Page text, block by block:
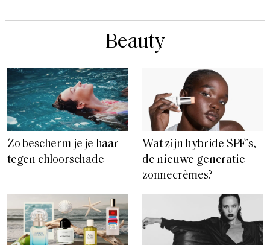
Beauty
Zo bescherm je je haar
tegen chloorschade
Wat zijn hybride SPF’s,
de nieuwe generatie
zonnecrèmes?